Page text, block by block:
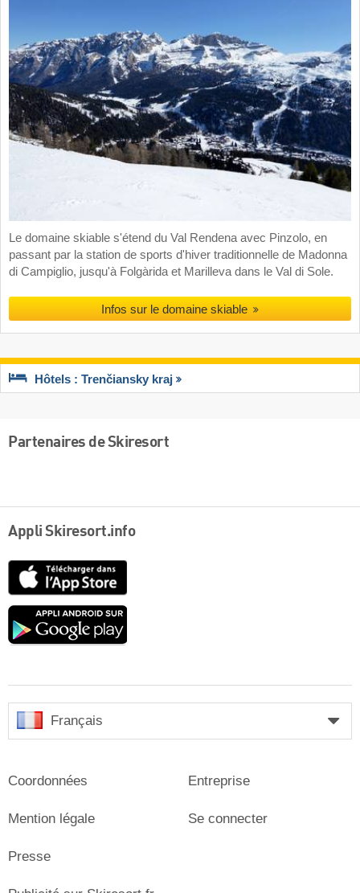
Le domaine skiable s'étend du Val Rendena avec Pinzolo, en
passant par la station de sports d'hiver traditionnelle de Madonna
di Campiglio, jusqu'à Folgàrida et Marilleva dans le Val di Sole.
Infos sur le domaine skiable
Hôtels : Trenčiansky kraj
Partenaires de Skiresort
Appli Skiresort.info
Google
Français
Coordonnées
Mention légale
Presse
Entreprise
Se connecter